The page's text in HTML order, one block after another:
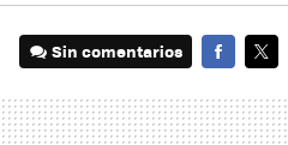
Sin comentarios